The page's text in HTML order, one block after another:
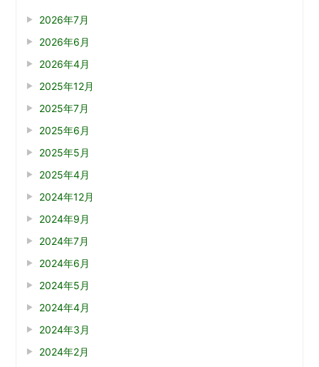
2026年7月
2026年6月
2026年4月
2025年12月
2025年7月
2025年6月
2025年5月
2025年4月
2024年12月
2024年9月
2024年7月
2024年6月
2024年5月
2024年4月
2024年3月
2024年2月